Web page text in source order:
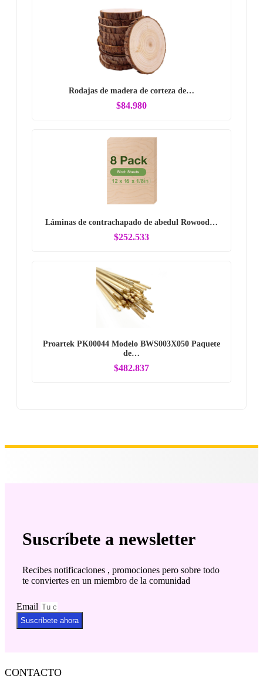
Rodajas de madera de corteza de…
$84.980
Láminas de contrachapado de abedul Rowood…
$252.533
Proartek PK00044 Modelo BWS003X050 Paquete
de…
$482.837
Suscríbete a newsletter
Recibes notificaciones , promociones pero sobre todo
te conviertes en un miembro de la comunidad
Email
Suscríbete ahora
CONTACTO